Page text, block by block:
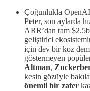
Çoğunlukla
Peter, son aylarda
ARR’dan tam
geliştirici
için dev bir koz
göstermeyen
Altman,
kesin gözüyle
önemli bir zafer